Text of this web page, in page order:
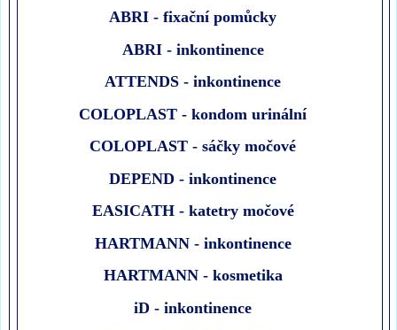
ABRI - fixační pomůcky
ABRI - inkontinence
ATTENDS - inkontinence
COLOPLAST - kondom urinální
COLOPLAST - sáčky močové
DEPEND - inkontinence
EASICATH - katetry močové
HARTMANN - inkontinence
HARTMANN - kosmetika
iD - inkontinence